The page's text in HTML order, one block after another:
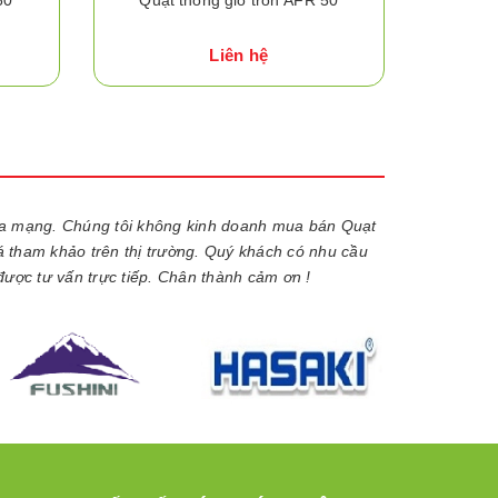
Liên hệ
mạng. Chúng tôi không kinh doanh mua bán Quạt
khảo trên thị trường. Quý khách có nhu cầu
tư vấn trực tiếp. Chân thành cảm ơn !